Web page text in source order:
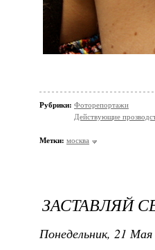
Рубрики: Фоторепортажи
Действующие
Метки: москва
ЗАСТАВЛЯЙ
Понедельник, 21